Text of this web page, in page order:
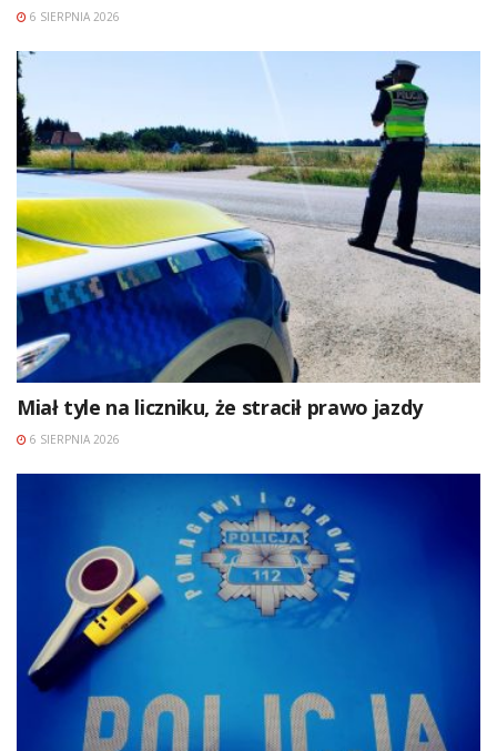
6 SIERPNIA 2026
Miał tyle na liczniku, że stracił prawo jazdy
6 SIERPNIA 2026